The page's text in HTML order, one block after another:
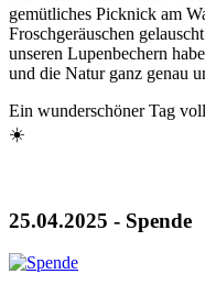
gemütliches Picknick am
Froschgeräuschen
unseren Lupenbechern
und die Natur ganz genau
Ein wunderschöner Tag
☀️
25.04.2025 - Spende